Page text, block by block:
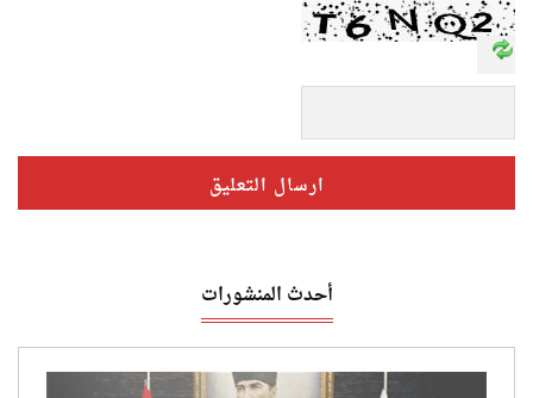
أحدث المنشورات